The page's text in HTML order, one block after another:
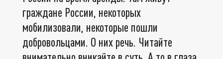
граждане России, некоторых
мобилизовали, некоторые пошли
добровольцами. О них речь. Читайте